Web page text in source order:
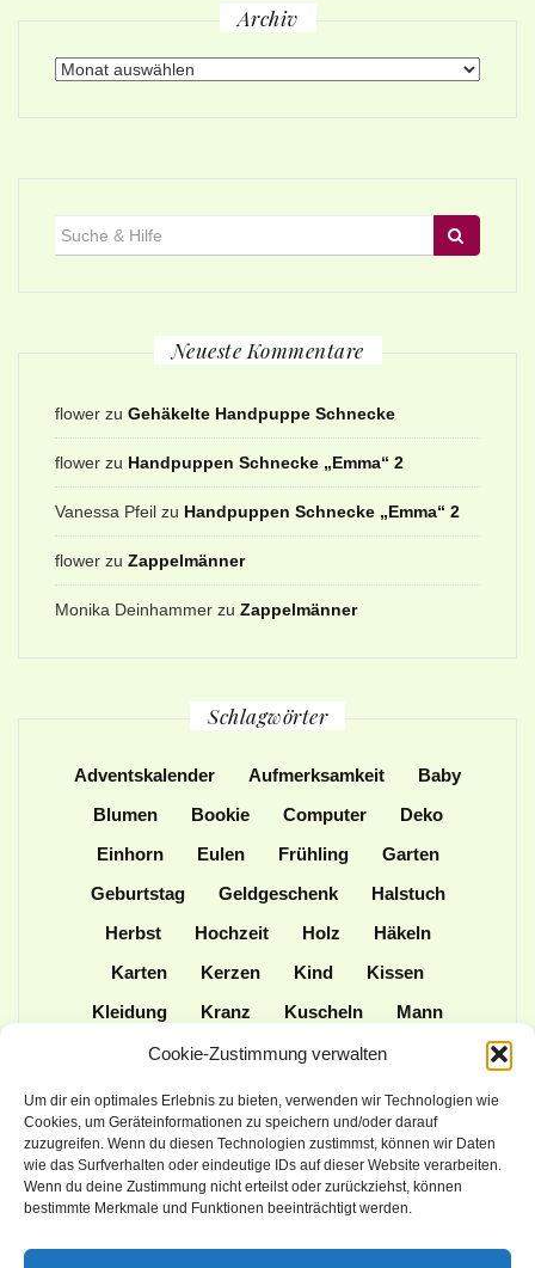
Cookie-Zustimmung verwalten
Um dir ein optimales Erlebnis zu bieten, verwenden wir Technologien wie
Cookies, um Geräteinformationen zu speichern und/oder darauf
zuzugreifen. Wenn du diesen Technologien zustimmst, können wir Daten
wie das Surfverhalten oder eindeutige IDs auf dieser Website verarbeiten.
Wenn du deine Zustimmung nicht erteilst oder zurückziehst, können
bestimmte Merkmale und Funktionen beeinträchtigt werden.
Archiv
Archiv
Neueste Kommentare
flower zu Gehäkelte Handpuppe Schnecke
flower zu Handpuppen Schnecke „Emma“ 2
Vanessa Pfeil zu Handpuppen Schnecke „Emma“ 2
flower zu Zappelmänner
Monika Deinhammer zu Zappelmänner
Schlagwörter
Adventskalender Aufmerksamkeit
Baby
Blumen
Bookie Computer
Deko
Einhorn
Eulen Frühling
Garten
Geburtstag
Geldgeschenk
Halstuch
Herbst
Hochzeit Holz
Häkeln
Karten
Kerzen Kind
Kissen
Kleidung
Kranz Kuscheln
Mann
Mütze
Naturmaterialien
Nähen
Ordner
Ostern
Patchwork
Plotter
Praktisches
Schulanfang
Spielen
Stampin up Stoff
Stricken
Tasche
Tiere Upcycling
Weihnachten
Wolle